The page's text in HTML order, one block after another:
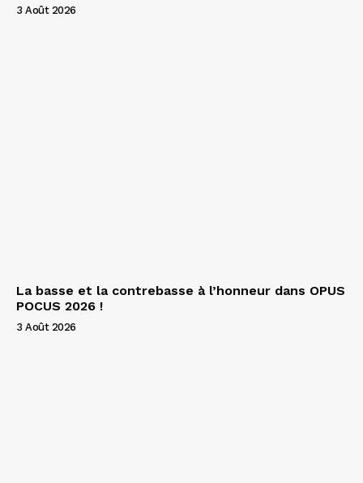
3 Août 2026
La basse et la contrebasse à l’honneur dans OPUS
POCUS 2026 !
3 Août 2026